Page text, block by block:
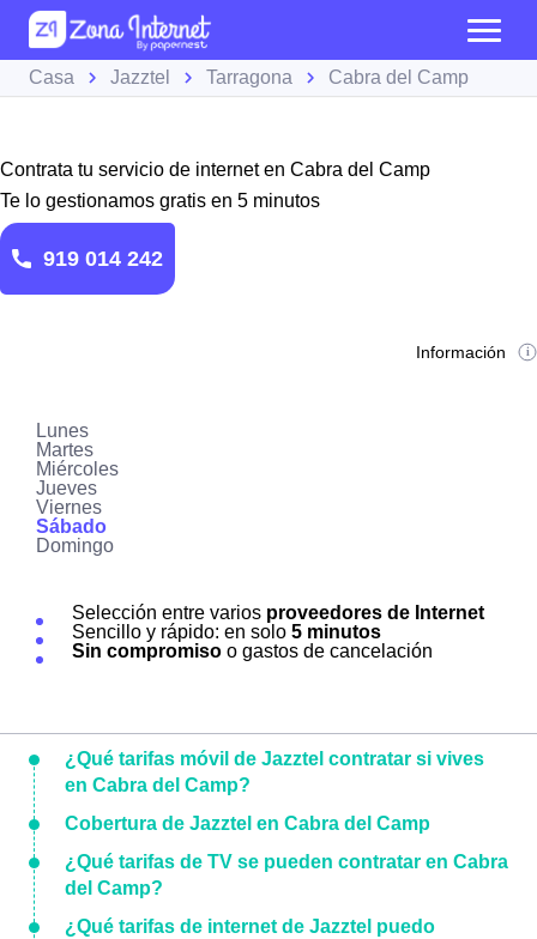
Casa Jazztel Tarragona Cabra del Camp
Contrata tu servicio de internet en Cabra del Camp
Te lo gestionamos gratis en 5 minutos
919 014 242
Información
Lunes
Martes
Miércoles
Jueves
Viernes
Sábado
Domingo
Selección entre varios proveedores de Internet
Sencillo y rápido: en solo 5 minutos
Sin compromiso o gastos de cancelación
¿Qué tarifas móvil de Jazztel contratar si vives
en Cabra del Camp?
Cobertura de Jazztel en Cabra del Camp
¿Qué tarifas de TV se pueden contratar en Cabra
del Camp?
¿Qué tarifas de internet de Jazztel puedo